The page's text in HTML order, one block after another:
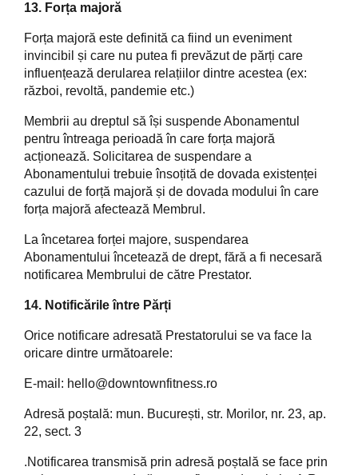
13. Forța majoră
Forța majoră este definită ca fiind un eveniment
invincibil și care nu putea fi prevăzut de părți care
influențează derularea relațiilor dintre acestea (ex:
război, revoltă, pandemie etc.)
Membrii au dreptul să își suspende Abonamentul
pentru întreaga perioadă în care forța majoră
acționează. Solicitarea de suspendare a
Abonamentului trebuie însoțită de dovada existenței
cazului de forță majoră și de dovada modului în care
forța majoră afectează Membrul.
La încetarea forței majore, suspendarea
Abonamentului încetează de drept, fără a fi necesară
notificarea Membrului de către Prestator.
14. Notificările între Părți
Orice notificare adresată Prestatorului se va face la
oricare dintre următoarele:
E-mail: hello@downtownfitness.ro
Adresă poștală: mun. București, str. Morilor, nr. 23, ap.
22, sect. 3
.Notificarea transmisă prin adresă poștală se face prin